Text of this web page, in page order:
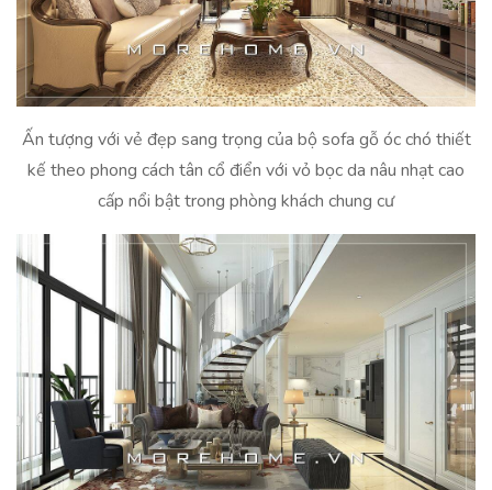
Ấn tượng với vẻ đẹp sang trọng của bộ sofa gỗ óc chó thiết
kế theo phong cách tân cổ điển với vỏ bọc da nâu nhạt cao
cấp nổi bật trong phòng khách chung cư